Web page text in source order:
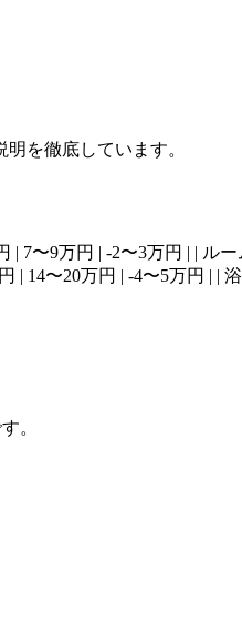
を徹底しています。
| 7〜9万円 | -2〜3万円 | | ル
| 14〜20万円 | -4〜5万円 | |
。